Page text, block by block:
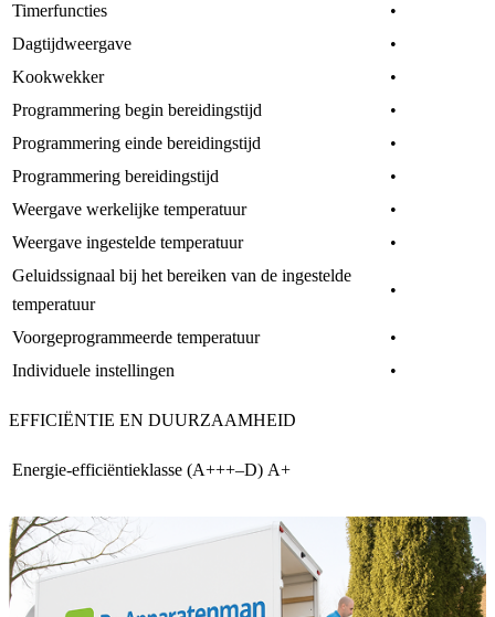
Timerfuncties
•
Dagtijdweergave
•
Kookwekker
•
Programmering begin bereidingstijd
•
Programmering einde bereidingstijd
•
Programmering bereidingstijd
•
Weergave werkelijke temperatuur
•
Weergave ingestelde temperatuur
•
Geluidssignaal bij het bereiken van de ingestelde
temperatuur
•
Voorgeprogrammeerde temperatuur
•
Individuele instellingen
•
EFFICIËNTIE EN DUURZAAMHEID
Energie-efficiëntieklasse (A+++–D) A+